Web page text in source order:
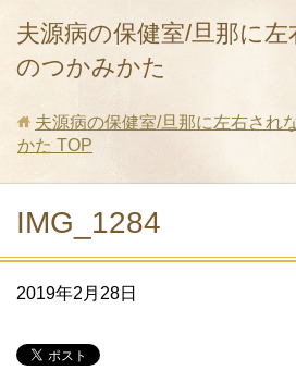
夫源病の保健室/旦那に
のつかみかた
夫源病の保健室/旦那に左右され
かた TOP
IMG_1284
2019年2月28日